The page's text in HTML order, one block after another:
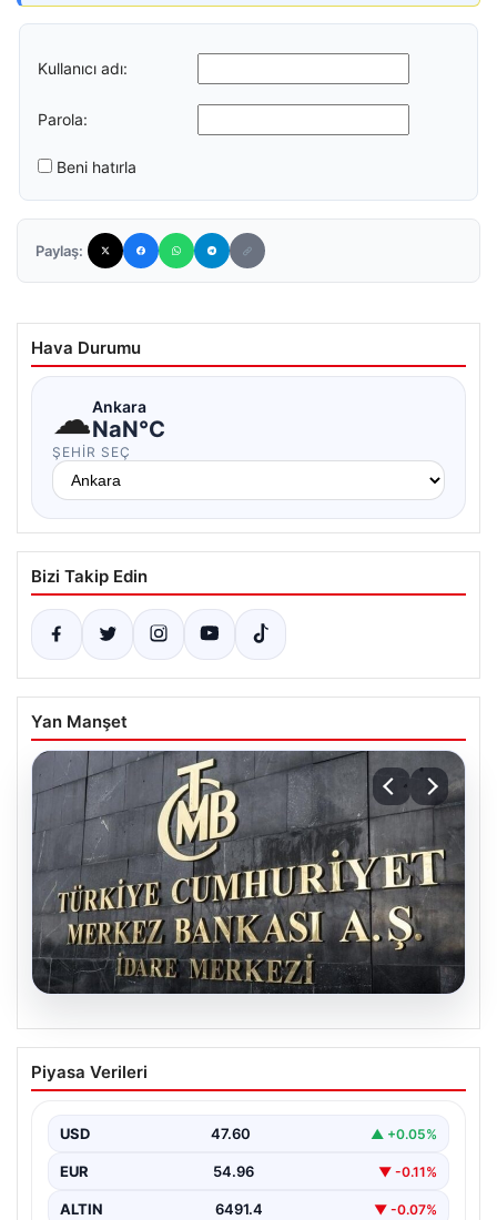
Kullanıcı adı:
Parola:
Beni hatırla
Paylaş:
Hava Durumu
☁Ankara
NaN°C
ŞEHIR SEÇ
Bizi Takip Edin
Yan Manşet
05.08.2026
Merkez Bankası faiz kararı ne zaman?
Ekonomistlerin nisan ayı faiz beklentisi
Piyasa Verileri
USD 47.60 ▲ +0.05%
EUR 54.96 ▼ -0.11%
ALTIN 6491.4 ▼ -0.07%